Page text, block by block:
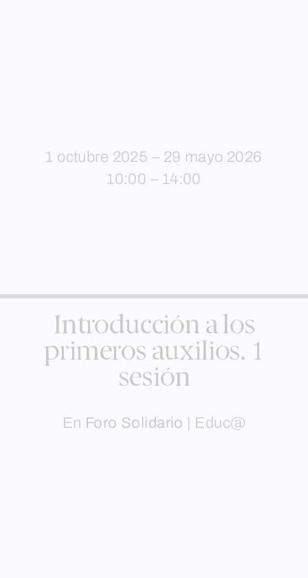
1 octubre 2025 – 29 mayo 2026
10:00 – 14:00
Introducción a los
primeros auxilios. 1
sesión
En Foro Solidario Educ@